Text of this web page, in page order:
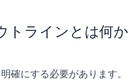
トラインとは何か
確にする必要があります。